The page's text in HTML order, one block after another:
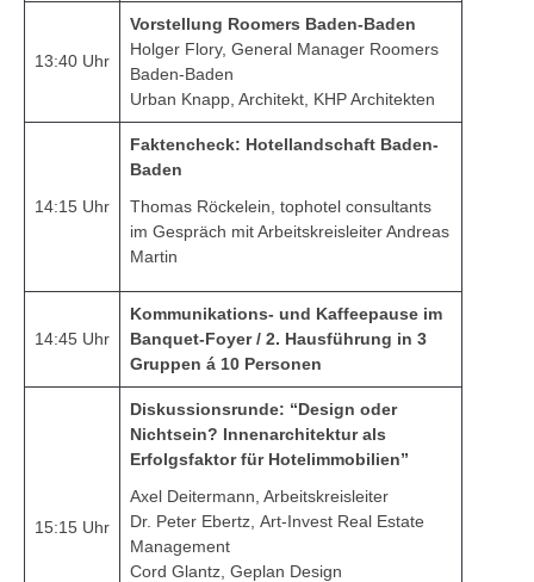
13:40 Uhr
Vorstellung Roomers Baden-Baden
Holger Flory, General Manager Roomers
Baden-Baden
Urban Knapp, Architekt, KHP Architekten
14:15 Uhr
Faktencheck: Hotellandschaft Baden-
Baden
Thomas Röckelein, tophotel consultants
im Gespräch mit Arbeitskreisleiter Andreas
Martin
14:45 Uhr
Kommunikations- und Kaffeepause im
Banquet-Foyer / 2. Hausführung in 3
Gruppen á 10 Personen
15:15 Uhr
Diskussionsrunde: “Design oder
Nichtsein? Innenarchitektur als
Erfolgsfaktor für Hotelimmobilien”
Axel Deitermann, Arbeitskreisleiter
Dr. Peter Ebertz, Art-Invest Real Estate
Management
Cord Glantz, Geplan Design